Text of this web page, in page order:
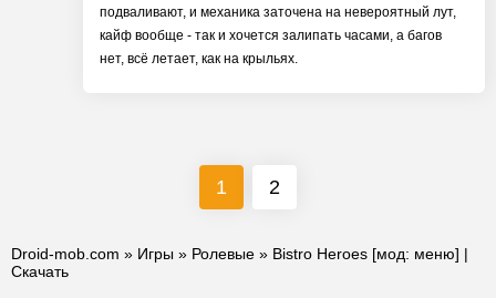
подваливают, и механика заточена на невероятный лут,
кайф вообще - так и хочется залипать часами, а багов
нет, всё летает, как на крыльях.
1 2
Droid-mob.com » Игры » Ролевые » Bistro Heroes [мод: меню] |
Скачать